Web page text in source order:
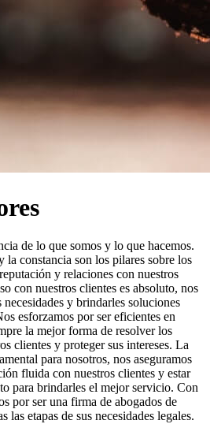
de lo que somos y lo que hacemos.
constancia son los pilares sobre los
y relaciones con nuestros
con nuestros clientes es absoluto, nos
necesidades y brindarles soluciones
esforzamos por ser eficientes en
la mejor forma de resolver los
clientes y proteger sus intereses. La
para nosotros, nos aseguramos
fluida con nuestros clientes y estar
para brindarles el mejor servicio. Con
por ser una firma de abogados de
las etapas de sus necesidades legales.